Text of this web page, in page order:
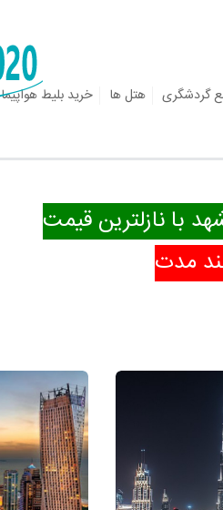
گردشگری هتل ها
خرید بلیط هواپیما
با نازلترین قیمت
مدت